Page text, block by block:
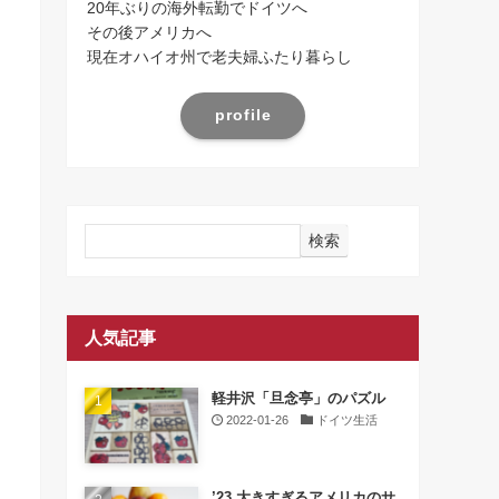
20年ぶりの海外転勤でドイツへ
その後アメリカへ
現在オハイオ州で老夫婦ふたり暮らし
profile
検索
人気記事
軽井沢「旦念亭」のパズル
2022-01-26 ドイツ生活